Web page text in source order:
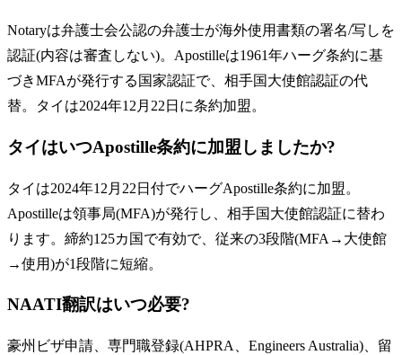
Notaryは弁護士会公認の弁護士が海外使用書類の署名/写しを
認証(内容は審査しない)。Apostilleは1961年ハーグ条約に基
づきMFAが発行する国家認証で、相手国大使館認証の代
替。タイは2024年12月22日に条約加盟。
タイはいつApostille条約に加盟しましたか?
タイは2024年12月22日付でハーグApostille条約に加盟。
Apostilleは領事局(MFA)が発行し、相手国大使館認証に替わ
ります。締約125カ国で有効で、従来の3段階(MFA→大使館
→使用)が1段階に短縮。
NAATI翻訳はいつ必要?
豪州ビザ申請、専門職登録(AHPRA、Engineers Australia)、留